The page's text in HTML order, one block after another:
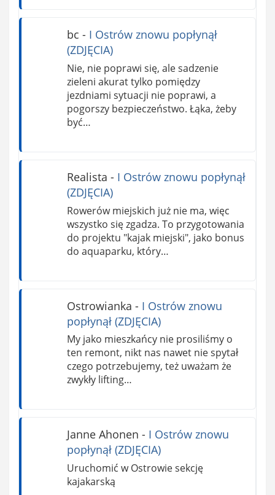
bc - I Ostrów znowu popłynął
(ZDJĘCIA)
Nie, nie poprawi się, ale sadzenie
zieleni akurat tylko pomiędzy
jezdniami sytuacji nie poprawi, a
pogorszy bezpieczeństwo. Łąka, żeby
być…
Realista - I Ostrów znowu popłynął
(ZDJĘCIA)
Rowerów miejskich już nie ma, więc
wszystko się zgadza. To przygotowania
do projektu "kajak miejski", jako bonus
do aquaparku, który…
Ostrowianka - I Ostrów znowu
popłynął (ZDJĘCIA)
My jako mieszkańcy nie prosiliśmy o
ten remont, nikt nas nawet nie spytał
czego potrzebujemy, też uważam że
zwykły lifting…
Janne Ahonen - I Ostrów znowu
popłynął (ZDJĘCIA)
Uruchomić w Ostrowie sekcję
kajakarską